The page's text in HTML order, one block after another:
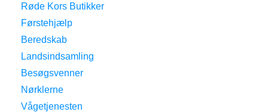
Røde Kors Butikker
Førstehjælp
Beredskab
Landsindsamling
Besøgsvenner
Nørklerne
Vågetjenesten